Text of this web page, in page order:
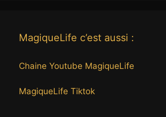
MagiqueLife c’est aussi :
Chaine Youtube MagiqueLife
MagiqueLife Tiktok